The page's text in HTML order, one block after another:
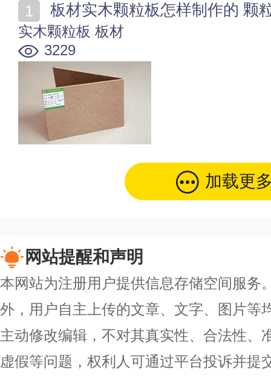
板材实木颗粒板怎样制作的 颗
实木颗粒板 板材
3229
加载更
网站提醒和声明
本网站为注册用户提供信息存储空间服务
外，用户自主上传的文章、文字、图片等
主动修改编辑，不对其真实性、合法性、
虚假等问题，权利人可通过平台投诉并提